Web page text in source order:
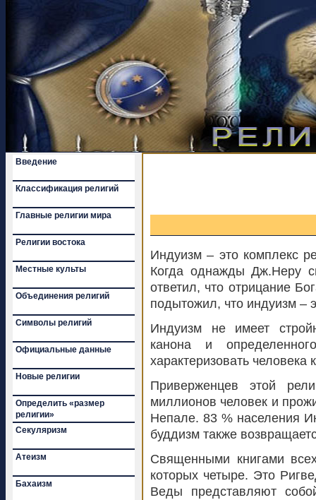
Введение
Классификация религий
Главные религии мира
Религии востока
Местные культы
Объединения религий
Символы религий
Официальные данные
Новые религии
Определить «размер
религии»
Секуляризм
Атеизм
Бахаизм
Индуизм – это комплекс
Когда однажды Дж.Неру
ответил, что отрицание
подытожил, что индуизм –
Индуизм не имеет
канона и
характеризовать человека
Приверженцев этой
миллионов человек и
Непале. 83 % населения
буддизм также
Священными книгами
которых четыре. Это
Веды представляют